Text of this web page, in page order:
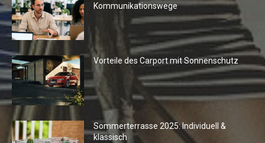
Kommunikationswege
Vorteile des Carport mit Sonnenschutz
Sommerterrasse 2025: Individuell &
klassisch